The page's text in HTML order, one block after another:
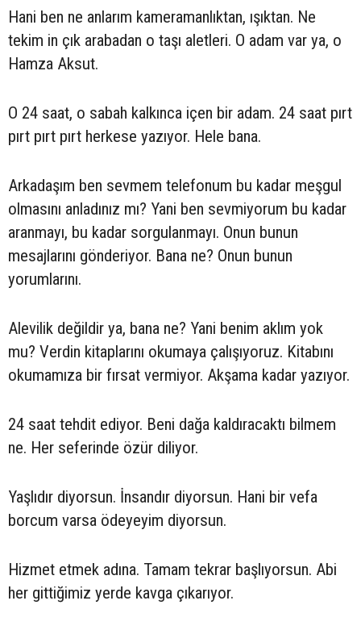
Hani ben ne anlarım kameramanlıktan, ışıktan. Ne
tekim in çık arabadan o taşı aletleri. O adam var ya, o
Hamza Aksut.
O 24 saat, o sabah kalkınca içen bir adam. 24 saat pırt
pırt pırt pırt herkese yazıyor. Hele bana.
Arkadaşım ben sevmem telefonum bu kadar meşgul
olmasını anladınız mı? Yani ben sevmiyorum bu kadar
aranmayı, bu kadar sorgulanmayı. Onun bunun
mesajlarını gönderiyor. Bana ne? Onun bunun
yorumlarını.
Alevilik değildir ya, bana ne? Yani benim aklım yok
mu? Verdin kitaplarını okumaya çalışıyoruz. Kitabını
okumamıza bir fırsat vermiyor. Akşama kadar yazıyor.
24 saat tehdit ediyor. Beni dağa kaldıracaktı bilmem
ne. Her seferinde özür diliyor.
Yaşlıdır diyorsun. İnsandır diyorsun. Hani bir vefa
borcum varsa ödeyeyim diyorsun.
Hizmet etmek adına. Tamam tekrar başlıyorsun. Abi
her gittiğimiz yerde kavga çıkarıyor.